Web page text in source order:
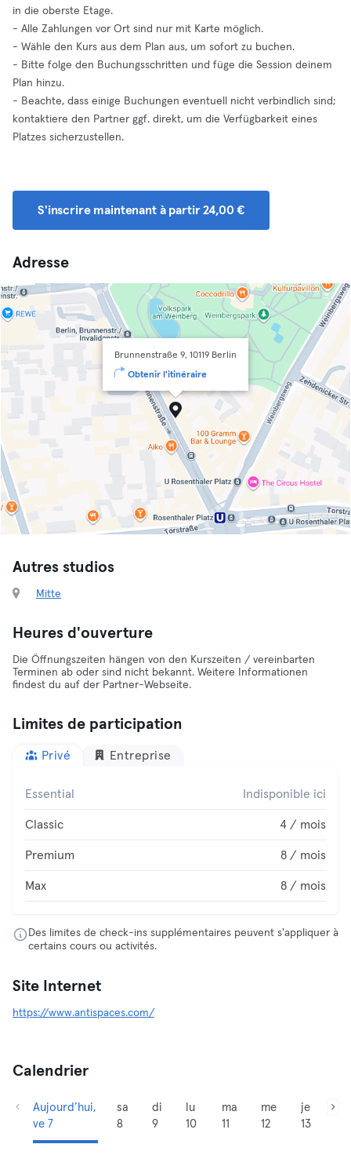
in die oberste Etage.
- Alle Zahlungen vor Ort sind nur mit Karte möglich.
- Wähle den Kurs aus dem Plan aus, um sofort zu buchen.
- Bitte folge den Buchungsschritten und füge die Session deinem
Plan hinzu.
- Beachte, dass einige Buchungen eventuell nicht verbindlich sind;
kontaktiere den Partner ggf. direkt, um die Verfügbarkeit eines
Platzes sicherzustellen.
S'inscrire maintenant à partir 24,00 €
Adresse
Brunnenstraße 9, 10119 Berlin
Obtenir l'itinéraire
Autres studios
Mitte
Heures d'ouverture
Die Öffnungszeiten hängen von den Kurszeiten / vereinbarten
Terminen ab oder sind nicht bekannt. Weitere Informationen
findest du auf der Partner-Webseite.
Limites de participation
Privé Entreprise
Essential Indisponible ici
Classic 4 / mois
Premium 8 / mois
Max 8 / mois
Des limites de check-ins supplémentaires peuvent s'appliquer à
certains cours ou activités.
Site Internet
https://www.antispaces.com/
Calendrier
Aujourd’hui,
ve 7
sa
8
di
9
lu
10
ma
11
me
12
je
13